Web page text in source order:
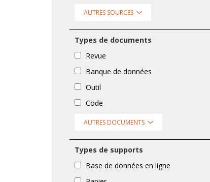
AUTRES SOURCES
Types de documents
Revue
Banque de données
Outil
Code
AUTRES DOCUMENTS
Types de supports
Base de données en ligne